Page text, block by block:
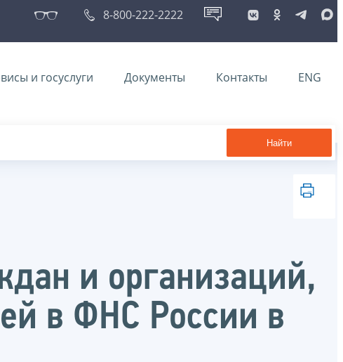
8-800-222-2222
и госуслуги Документы Контакты ENG
Найти
и организаций,
в ФНС России в